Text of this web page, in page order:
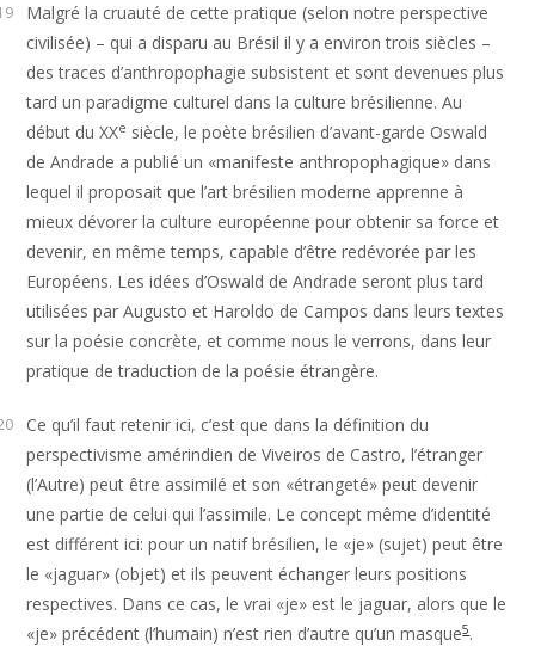
Malgré la cruauté de cette pratique (selon notre perspective
civilisée) – qui a disparu au Brésil il y a environ trois siècles –
des traces d’anthropophagie subsistent et sont devenues plus
tard un paradigme culturel dans la culture brésilienne. Au
début du XXe siècle, le poète brésilien d’avant-garde Oswald
de Andrade a publié un «manifeste anthropophagique» dans
lequel il proposait que l’art brésilien moderne apprenne à
mieux dévorer la culture européenne pour obtenir sa force et
devenir, en même temps, capable d’être redévorée par les
Européens. Les idées d’Oswald de Andrade seront plus tard
utilisées par Augusto et Haroldo de Campos dans leurs textes
sur la poésie concrète, et comme nous le verrons, dans leur
pratique de traduction de la poésie étrangère.
Ce qu’il faut retenir ici, c’est que dans la définition du
perspectivisme amérindien de Viveiros de Castro, l’étranger
(l’Autre) peut être assimilé et son «étrangeté» peut devenir
une partie de celui qui l’assimile. Le concept même d’identité
est différent ici: pour un natif brésilien, le «je» (sujet) peut être
le «jaguar» (objet) et ils peuvent échanger leurs positions
respectives. Dans ce cas, le vrai «je» est le jaguar, alors que le
«je» précédent (l’humain) n’est rien d’autre qu’un masque5.